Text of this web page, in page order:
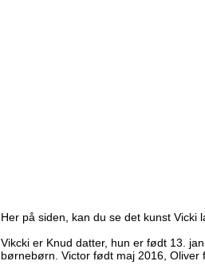
Her på siden, kan du se det kunst Vicki
Vikcki er Knud datter, hun er født 13.
børnebørn. Victor født maj 2016, Oliver